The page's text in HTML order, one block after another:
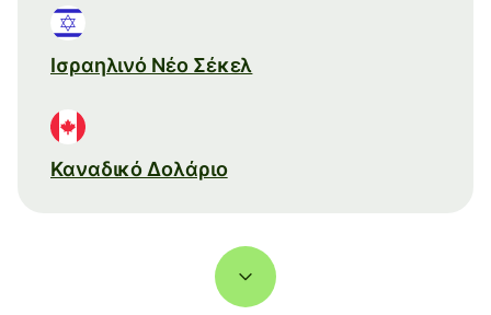
Ισραηλινό Νέο Σέκελ
Καναδικό Δολάριο